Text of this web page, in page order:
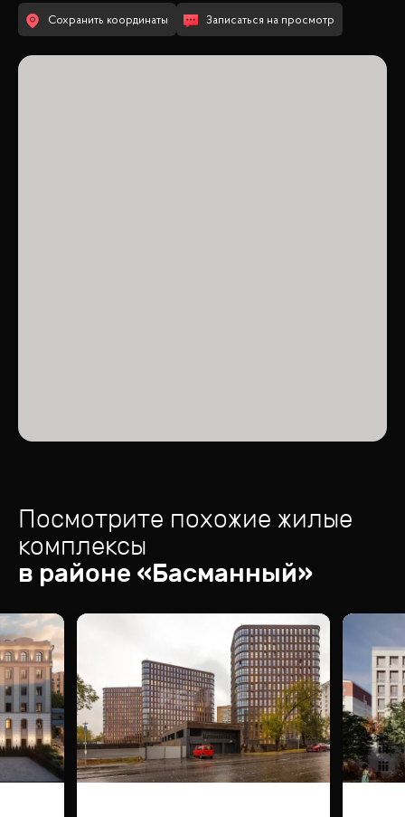
Сохранить координаты Записаться на просмотр
Посмотрите похожие жилые
комплексы
в районе «Басманный»